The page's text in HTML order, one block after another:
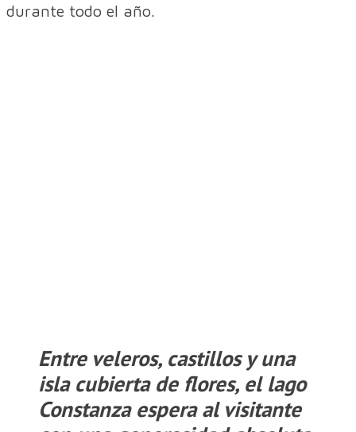
durante todo el año.
Entre veleros, castillos y una
isla cubierta de flores, el lago
Constanza espera al visitante